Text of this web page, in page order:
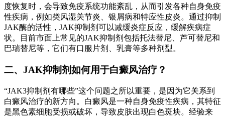
度恢复时，会导致免疫系统功能紊乱，从而引发各种自身免疫
性疾病，例如类风湿关节炎、银屑病和特应性皮炎。通过抑制
JAK酶的活性，JAK抑制剂可以减缓炎症反应，缓解疾病症
状。目前市面上常见的JAK抑制剂包括托法替尼、芦可替尼和
巴瑞替尼等，它们有口服片剂、乳膏等多种剂型。
二、JAK抑制剂如何用于白癜风治疗？
“JAK3抑制剂有哪些”这个问题之所以重要，是因为它关系到
白癜风治疗的新方向。白癜风是一种自身免疫性疾病，其特征
是黑色素细胞受损或破坏，导致皮肤出现白色斑块。经验来